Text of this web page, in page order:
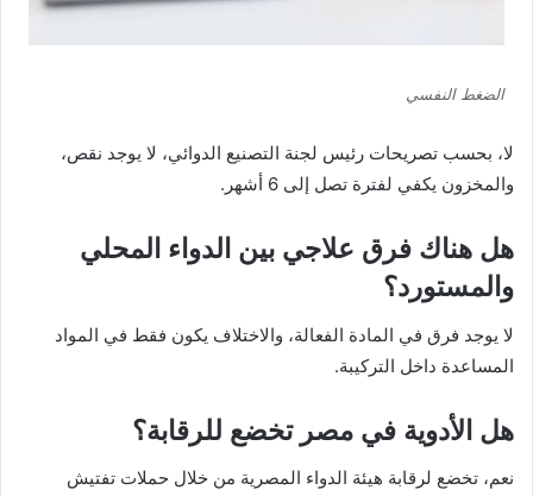
الضغط النفسي
لا، بحسب تصريحات رئيس لجنة التصنيع الدوائي، لا يوجد نقص،
والمخزون يكفي لفترة تصل إلى 6 أشهر.
هل هناك فرق علاجي بين الدواء المحلي
والمستورد؟
لا يوجد فرق في المادة الفعالة، والاختلاف يكون فقط في المواد
المساعدة داخل التركيبة.
هل الأدوية في مصر تخضع للرقابة؟
نعم، تخضع لرقابة هيئة الدواء المصرية من خلال حملات تفتيش